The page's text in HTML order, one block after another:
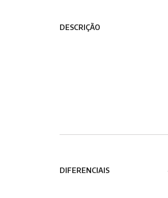
DESCRIÇÃO
DIFERENCIAIS